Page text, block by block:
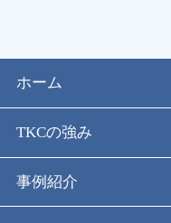
ホーム
TKCの強み
事例紹介